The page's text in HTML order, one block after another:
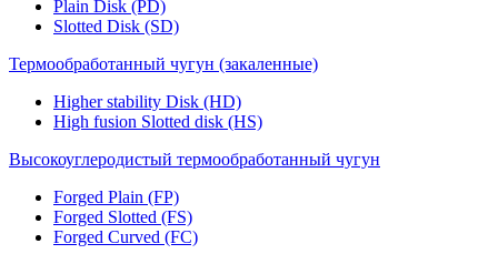
Plain Disk (PD)
Slotted Disk (SD)
Термообработанный чугун (закаленные)
Higher stability Disk (HD)
High fusion Slotted disk (HS)
Высокоуглеродистый термообработанный чугун
Forged Plain (FP)
Forged Slotted (FS)
Forged Curved (FC)